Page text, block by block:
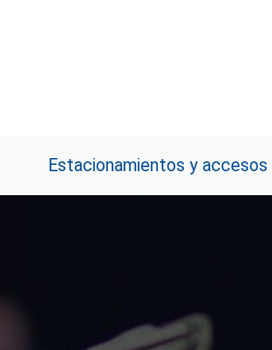
Estacionamientos y accesos